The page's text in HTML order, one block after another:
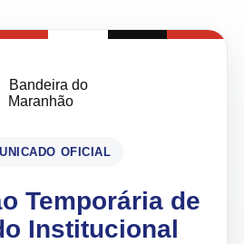
OFICIAL
Temporária de
Institucional